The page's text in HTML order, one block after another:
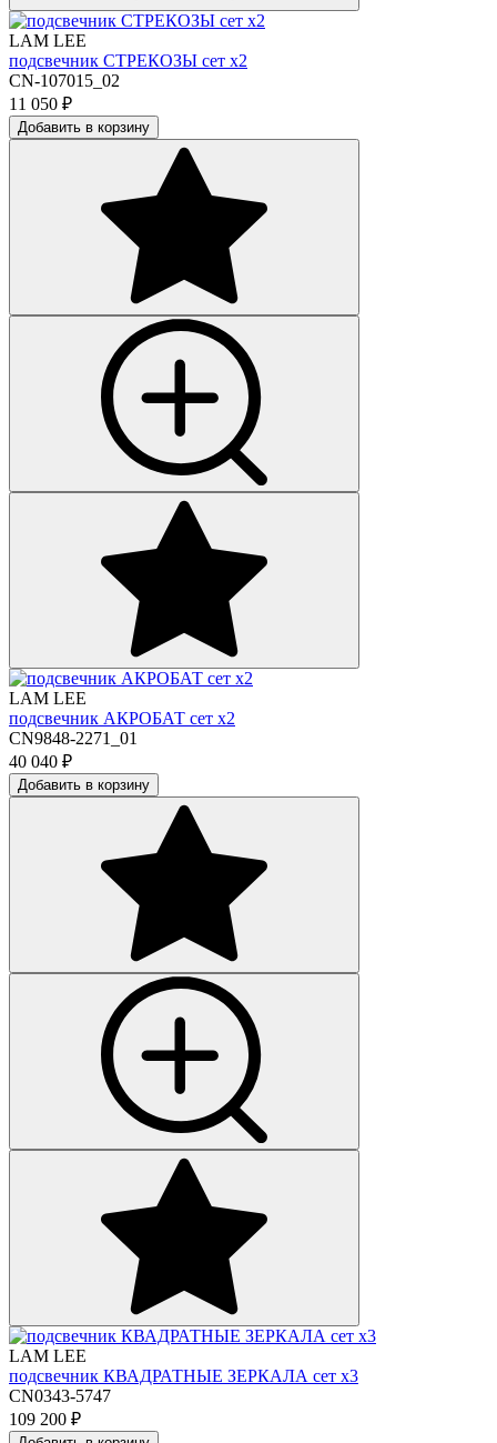
LAM LEE
подсвечник СТРЕКОЗЫ сет х2
CN-107015_02
11 050 ₽
Добавить в корзину
LAM LEE
подсвечник АКРОБАТ сет х2
CN9848-2271_01
40 040 ₽
Добавить в корзину
LAM LEE
подсвечник КВАДРАТНЫЕ ЗЕРКАЛА сет х3
CN0343-5747
109 200 ₽